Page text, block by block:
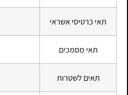
תאי כרטיסי אשראי
תאי מסמכים
תאים לשטרות